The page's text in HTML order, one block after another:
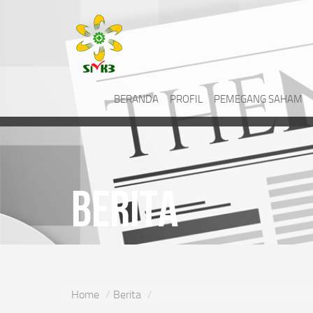
BERANDA PROFIL PEMEGANG SAHAM
Berita
Home Berita